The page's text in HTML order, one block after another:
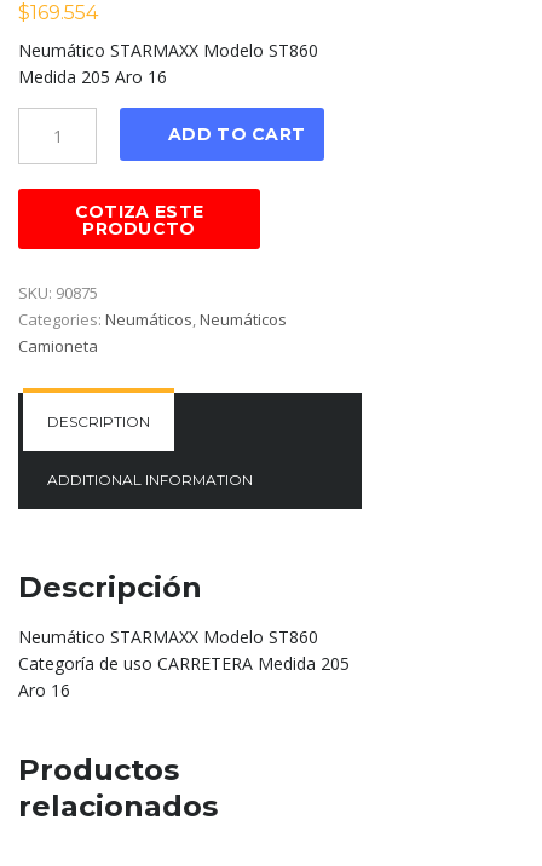
$169.554
Neumático STARMAXX Modelo ST860
Medida 205 Aro 16
ADD TO CART
SKU: 90875
Categories: Neumáticos,Neumáticos
Camioneta
DESCRIPTION
ADDITIONAL INFORMATION
Descripción
Neumático STARMAXX Modelo ST860
Categoría de uso CARRETERA Medida 205
Aro 16
Productos
relacionados